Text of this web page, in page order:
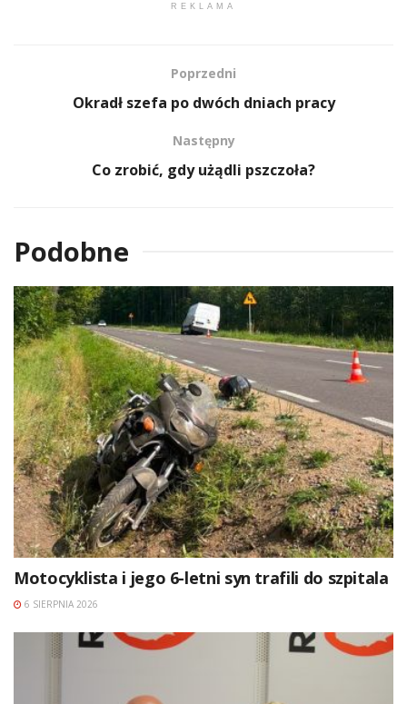
REKLAMA
Poprzedni
Okradł szefa po dwóch dniach pracy
Następny
Co zrobić, gdy użądli pszczoła?
Podobne
Motocyklista i jego 6-letni syn trafili do szpitala
6 SIERPNIA 2026